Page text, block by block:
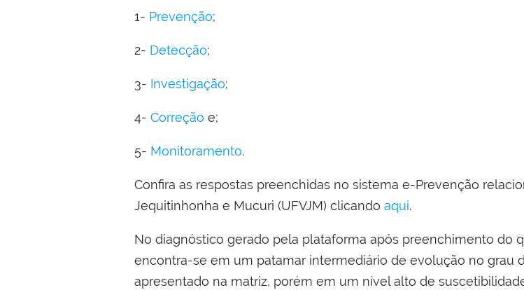
1- Prevenção;
2- Detecção;
3- Investigação;
4- Correção e;
5- Monitoramento.
Confira as respostas preenchidas no sistema e-Prevenção
Jequitinhonha e Mucuri (UFVJM) clicando aqui.
No diagnóstico gerado pela plataforma após preenchimento do
encontra-se em um patamar intermediário de evolução no grau
apresentado na matriz, porém em um nível alto de